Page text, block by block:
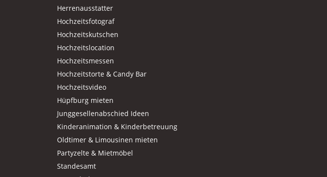
Herrenausstatter
Hochzeitsfotograf
Hochzeitskutschen
Hochzeitslocation
Hochzeitsmessen
Hochzeitstorte & Candy Bar
Hochzeitsvideo
Hüpfburg mieten
Junggesellenabschied Ideen
Kinderanimation & Kinderbetreuung
Oldtimer & Limousinen mieten
Partyzelte & Mietmöbel
Standesamt